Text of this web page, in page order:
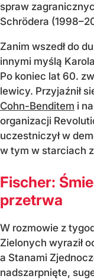
spraw
Schrödera
Zanim wszedł do
innymi myślą
Po koniec lat 60.
lewicy. Przyjaźnił
Cohn-Benditem i
organizacji
uczestniczył w
w tym w starciach
Fischer:
przetrwa
W rozmowie z
Zielonych wyraził
a Stanami
nadszarpnięte,